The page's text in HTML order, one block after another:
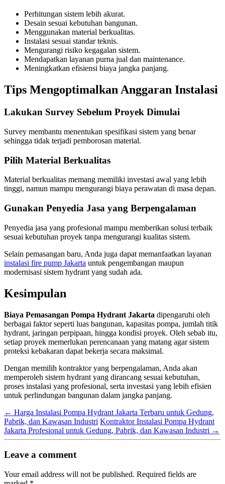
Perhitungan sistem lebih akurat.
Desain sesuai kebutuhan bangunan.
Menggunakan material berkualitas.
Instalasi sesuai standar teknis.
Mengurangi risiko kegagalan sistem.
Mendapatkan layanan purna jual dan maintenance.
Meningkatkan efisiensi biaya jangka panjang.
Tips Mengoptimalkan Anggaran Instalasi
Lakukan Survey Sebelum Proyek Dimulai
Survey membantu menentukan spesifikasi sistem yang benar
sehingga tidak terjadi pemborosan material.
Pilih Material Berkualitas
Material berkualitas memang memiliki investasi awal yang lebih
tinggi, namun mampu mengurangi biaya perawatan di masa depan.
Gunakan Penyedia Jasa yang Berpengalaman
Penyedia jasa yang profesional mampu memberikan solusi terbaik
sesuai kebutuhan proyek tanpa mengurangi kualitas sistem.
Selain pemasangan baru, Anda juga dapat memanfaatkan layanan
instalasi fire pump Jakarta untuk pengembangan maupun
modernisasi sistem hydrant yang sudah ada.
Kesimpulan
Biaya Pemasangan Pompa Hydrant Jakarta dipengaruhi oleh
berbagai faktor seperti luas bangunan, kapasitas pompa, jumlah titik
hydrant, jaringan perpipaan, hingga kondisi proyek. Oleh sebab itu,
setiap proyek memerlukan perencanaan yang matang agar sistem
proteksi kebakaran dapat bekerja secara maksimal.
Dengan memilih kontraktor yang berpengalaman, Anda akan
memperoleh sistem hydrant yang dirancang sesuai kebutuhan,
proses instalasi yang profesional, serta investasi yang lebih efisien
untuk perlindungan bangunan dalam jangka panjang.
← Harga Instalasi Pompa Hydrant Jakarta Terbaru untuk Gedung,
Pabrik, dan Kawasan Industri Kontraktor Instalasi Pompa Hydrant
Jakarta Profesional untuk Gedung, Pabrik, dan Kawasan Industri →
Leave a comment
Your email address will not be published. Required fields are